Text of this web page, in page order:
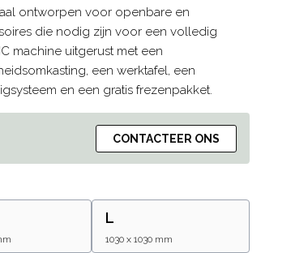
ontworpen voor openbare en
die nodig zijn voor een volledig
machine uitgerust met een
een werktafel, een
en een gratis frezenpakket.
CONTACTEER ONS
L
1030 x 1030 mm